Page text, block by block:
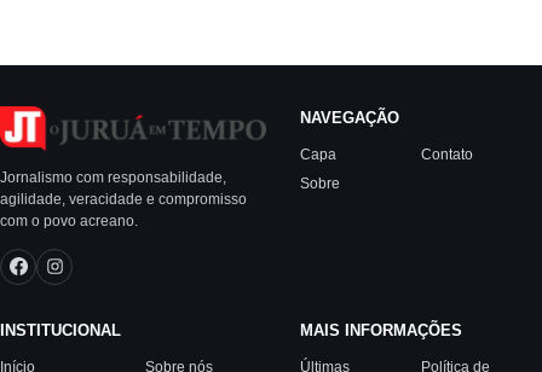
Jornalismo com responsabilidade,
agilidade, veracidade e compromisso
com o povo acreano.
NAVEGAÇÃO
Capa
Sobre
Contato
INSTITUCIONAL
Início Sobre nós
MAIS INFORMAÇÕES
Últimas Política de